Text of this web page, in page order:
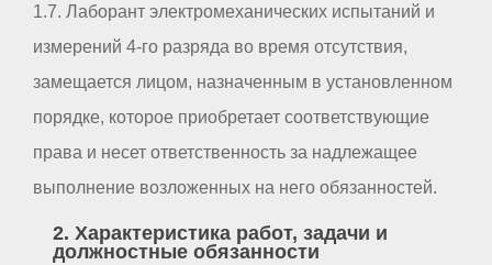
1.7. Лаборант электромеханических испытаний и
измерений 4-го разряда во время отсутствия,
замещается лицом, назначенным в установленном
порядке, которое приобретает соответствующие
права и несет ответственность за надлежащее
выполнение возложенных на него обязанностей.
2. Характеристика работ, задачи и
должностные обязанности